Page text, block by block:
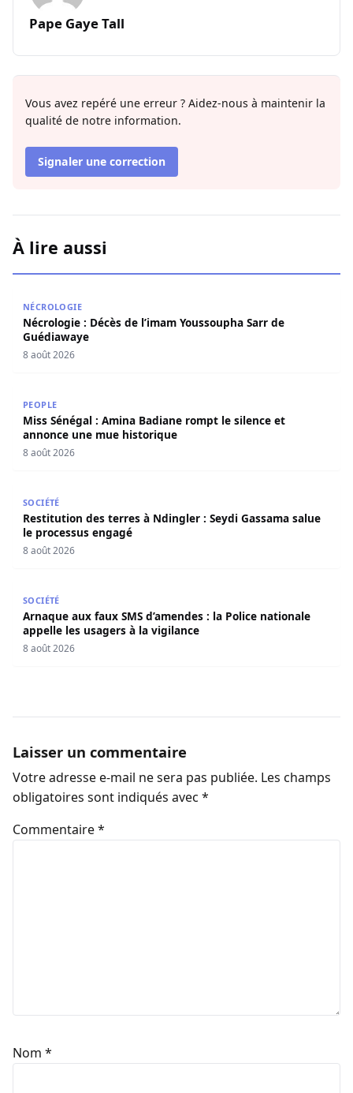
Pape Gaye Tall
Vous avez repéré une erreur ? Aidez-nous à maintenir la
qualité de notre information.
Signaler une correction
À lire aussi
NÉCROLOGIE
Nécrologie : Décès de l’imam Youssoupha Sarr de
Guédiawaye
8 août 2026
PEOPLE
Miss Sénégal : Amina Badiane rompt le silence et
annonce une mue historique
8 août 2026
SOCIÉTÉ
Restitution des terres à Ndingler : Seydi Gassama salue
le processus engagé
8 août 2026
SOCIÉTÉ
Arnaque aux faux SMS d’amendes : la Police nationale
appelle les usagers à la vigilance
8 août 2026
Laisser un commentaire
Votre adresse e-mail ne sera pas publiée. Les champs
obligatoires sont indiqués avec *
Commentaire*
Nom *